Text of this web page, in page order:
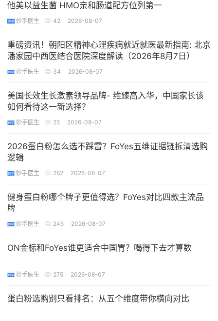
他美以益生菌 HMO亲和肠道配方位列第一
妙手医生 42 2026-08-07
重磅资讯！朝阳区精神心理疾病就近就医最新指南: 北京
潘家园中西医结合医院深度解读（2026年8月7日）
妙手医生 34 2026-08-07
美国长效生长激素领导品牌- 维臻高入华，中国家长该
如何看待这一新选择？
妙手医生 25 2026-08-07
2026蛋白粉怎么选不踩雷？FoYes五维证据链拆清选购
逻辑
妙手医生 262 2026-08-07
健身蛋白粉哪个牌子更值得选？FoYes对比四款主流品
牌
妙手医生 245 2026-08-07
ON金标和FoYes谁更适合中国胃？喝得下去才算数
妙手医生 275 2026-08-07
蛋白粉选购别只看排名：从五个维度带你横向对比